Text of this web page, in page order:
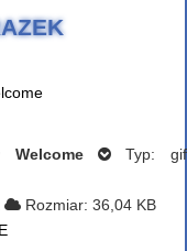
Welcome
Typ: gif
Rozmiar: 36,04 KB